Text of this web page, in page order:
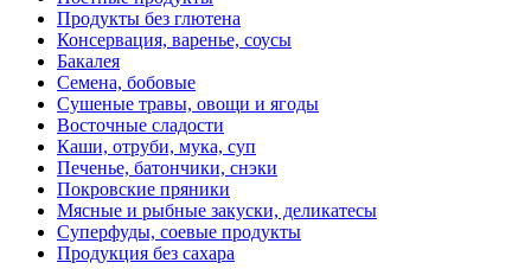
Продукты без глютена
Консервация, варенье, соусы
Бакалея
Семена, бобовые
Сушеные травы, овощи и ягоды
Восточные сладости
Каши, отруби, мука, суп
Печенье, батончики, снэки
Покровские пряники
Мясные и рыбные закуски, деликатесы
Суперфуды, соевые продукты
Продукция без сахара